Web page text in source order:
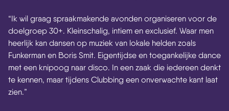
“Ik wil graag spraakmakende avonden organiseren voor de
doelgroep 30+. Kleinschalig, intiem en exclusief. Waar men
heerlijk kan dansen op muziek van lokale helden zoals
Funkerman en Boris Smit. Eigentijdse en toegankelijke dance
met een knipoog naar disco. In een zaak die iedereen denkt
te kennen, maar tijdens Clubbing een onverwachte kant laat
zien.”